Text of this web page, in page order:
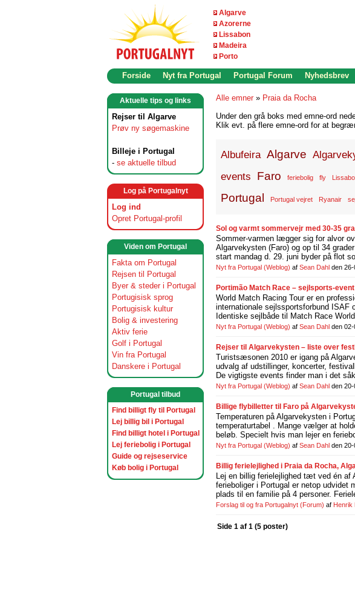
Algarve
Azorerne
Lissabon
Madeira
Porto
Forside Nyt fra Portugal Portugal Forum Nyhedsbrev
Aktuelle tips og links
Rejser til Algarve
Prøv ny søgemaskine
Billeje i Portugal
- se aktuelle tilbud
Log på Portugalnyt
Log ind
Opret Portugal-profil
Viden om Portugal
Fakta om Portugal
Rejsen til Portugal
Byer & steder i Portugal
Portugisisk sprog
Portugisisk kultur
Bolig & investering
Aktiv ferie
Golf i Portugal
Vin fra Portugal
Danskere i Portugal
Portugal tilbud
Find billigt fly til Portugal
Lej billig bil i Portugal
Find billigt hotel i Portugal
Lej feriebolig i Portugal
Guide og rejseservice
Køb bolig i Portugal
Alle emner » Praia da Rocha
Under den grå boks med emne-ord
Klik evt. på flere emne-ord for at
Albufeira Algarve
events Faro feriebolig fly
Portugal
Portugal vejret Ryanair
Sol og varmt sommervejr med 30-35
Sommer-varmen lægger sig for alvor
Algarvekysten (Faro) og op til 34
start mandag d. 29. juni byder på flot
Nyt fra Portugal (Weblog) af Sean Dahl den
Portimão Match Race – sejlsports-
World Match Racing Tour er en
internationale sejlssportsforbund ISAF
Identiske sejlbåde til Match Race
Nyt fra Portugal (Weblog) af Sean Dahl den 02-
Rejser til Algarvekysten – liste over
Turistsæsonen 2010 er igang på
udvalg af udstillinger, koncerter,
De vigtigste events finder man i det
Nyt fra Portugal (Weblog) af Sean Dahl den
Billige flybilletter til Faro på
Temperaturen på Algarvekysten i
temperaturtabel . Mange vælger at
beløb. Specielt hvis man lejer en
Nyt fra Portugal (Weblog) af Sean Dahl den
Billig ferielejlighed i Praia da Rocha,
Lej en billig ferielejlighed tæt ved én
ferieboliger i Portugal er netop udvidet
plads til en familie på 4 personer.
Forslag til og fra Portugalnyt (Forum) af Henrik
Side 1 af 1 (5 poster)